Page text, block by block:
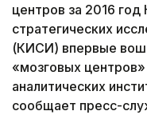
центров за 2016 год
стратегических
(КИСИ) впервые
«мозговых
аналитических
сообщает пресс-